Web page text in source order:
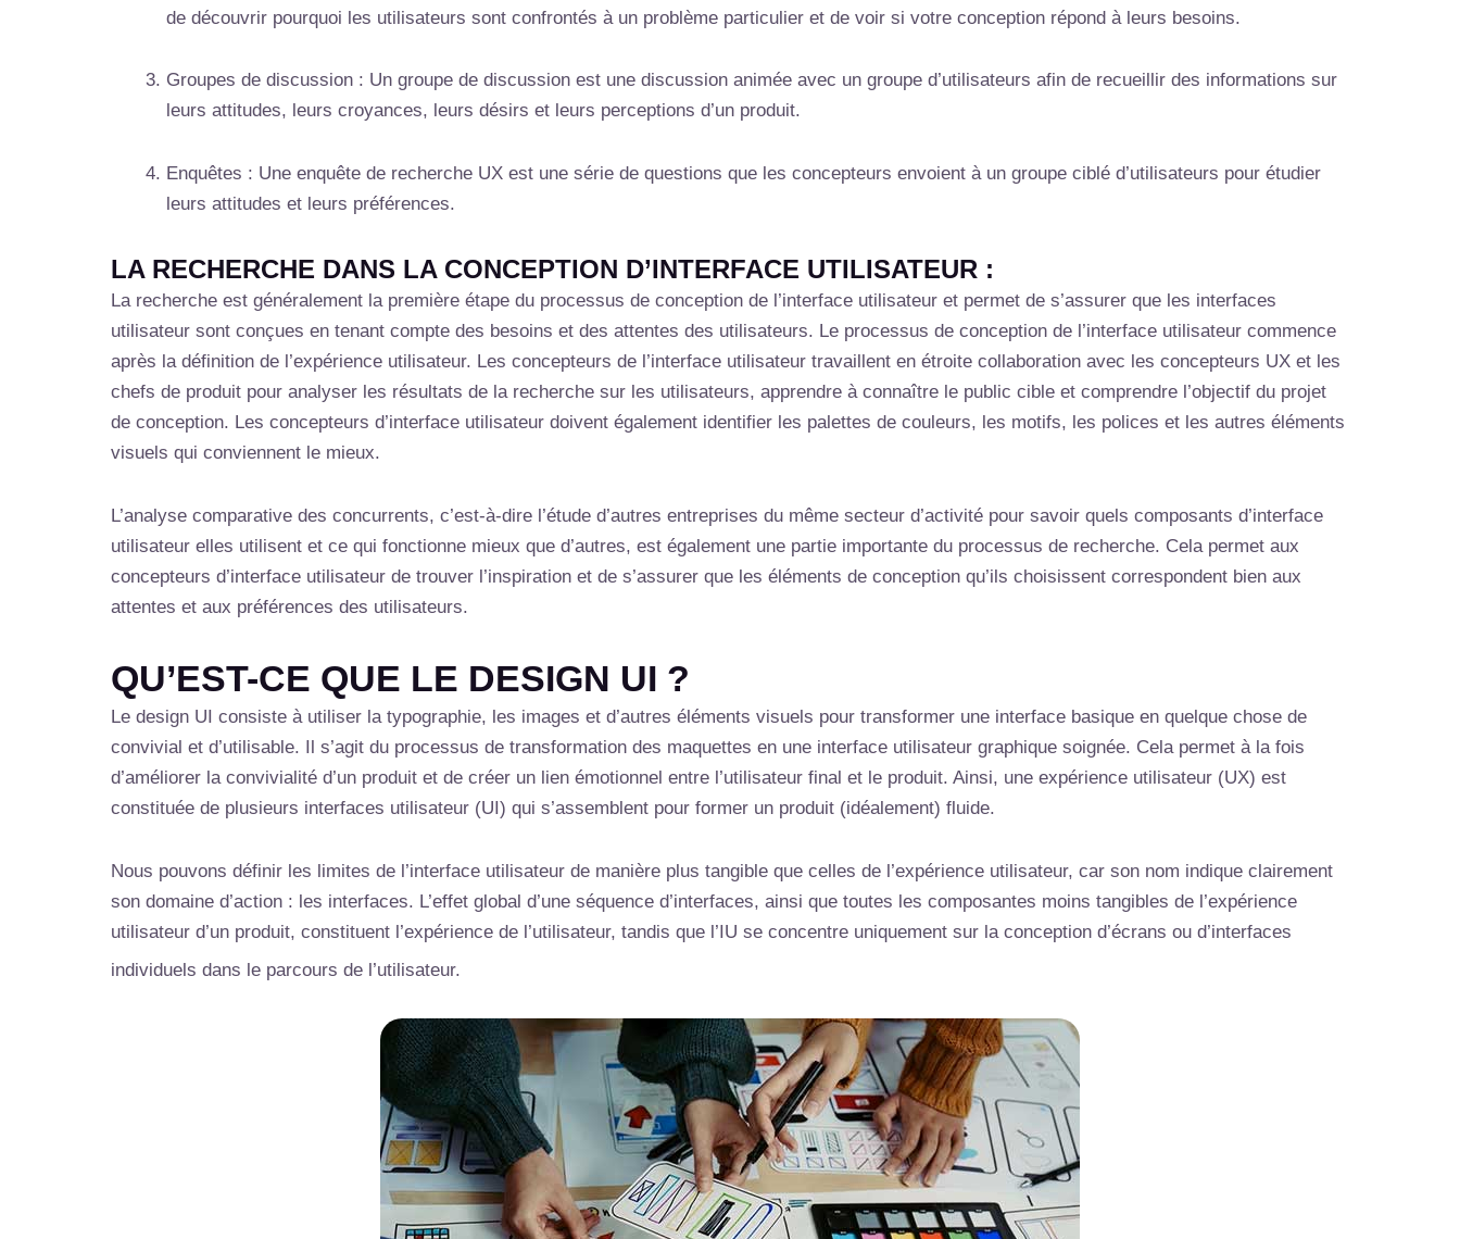
de découvrir pourquoi les utilisateurs sont confrontés à un problème particulier et de voir si votre conception répond à leurs besoins.
Groupes de discussion : Un groupe de discussion est une discussion animée avec un groupe d’utilisateurs afin de recueillir des informations sur
leurs attitudes, leurs croyances, leurs désirs et leurs perceptions d’un produit.
Enquêtes : Une enquête de recherche UX est une série de questions que les concepteurs envoient à un groupe ciblé d’utilisateurs pour étudier
leurs attitudes et leurs préférences.
LA RECHERCHE DANS LA CONCEPTION D’INTERFACE UTILISATEUR :
La recherche est généralement la première étape du processus de conception de l’interface utilisateur et permet de s’assurer que les interfaces
utilisateur sont conçues en tenant compte des besoins et des attentes des utilisateurs. Le processus de conception de l’interface utilisateur commence
après la définition de l’expérience utilisateur. Les concepteurs de l’interface utilisateur travaillent en étroite collaboration avec les concepteurs UX et les
chefs de produit pour analyser les résultats de la recherche sur les utilisateurs, apprendre à connaître le public cible et comprendre l’objectif du projet
de conception. Les concepteurs d’interface utilisateur doivent également identifier les palettes de couleurs, les motifs, les polices et les autres éléments
visuels qui conviennent le mieux.
L’analyse comparative des concurrents, c’est-à-dire l’étude d’autres entreprises du même secteur d’activité pour savoir quels composants d’interface
utilisateur elles utilisent et ce qui fonctionne mieux que d’autres, est également une partie importante du processus de recherche. Cela permet aux
concepteurs d’interface utilisateur de trouver l’inspiration et de s’assurer que les éléments de conception qu’ils choisissent correspondent bien aux
attentes et aux préférences des utilisateurs.
QU’EST-CE QUE LE DESIGN UI ?
Le design UI consiste à utiliser la typographie, les images et d’autres éléments visuels pour transformer une interface basique en quelque chose de
convivial et d’utilisable. Il s’agit du processus de transformation des maquettes en une interface utilisateur graphique soignée. Cela permet à la fois
d’améliorer la convivialité d’un produit et de créer un lien émotionnel entre l’utilisateur final et le produit. Ainsi, une expérience utilisateur (UX) est
constituée de plusieurs interfaces utilisateur (UI) qui s’assemblent pour former un produit (idéalement) fluide.
Nous pouvons définir les limites de l’interface utilisateur de manière plus tangible que celles de l’expérience utilisateur, car son nom indique clairement
son domaine d’action : les interfaces. L’effet global d’une séquence d’interfaces, ainsi que toutes les composantes moins tangibles de l’expérience
utilisateur d’un produit, constituent l’expérience de l’utilisateur, tandis que l’IU se concentre uniquement sur la conception d’écrans ou d’interfaces
individuels dans le parcours de l’utilisateur.